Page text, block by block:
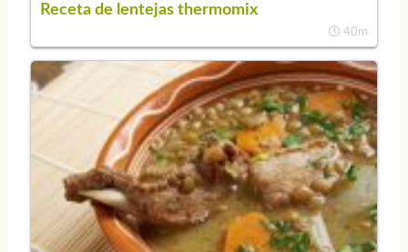
Receta de lentejas thermomix
40m